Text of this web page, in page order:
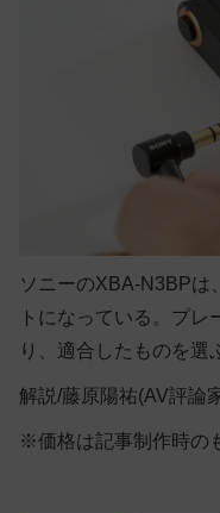
ソニーのXBA-N3BPは
トになっている。プ
り、適合したものを選
解説/藤原陽祐(AV評論
※価格は記事制作時の